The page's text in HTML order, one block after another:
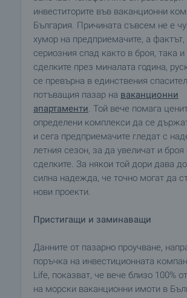
инвеститорите във ваканционни
България. Причината съвсем не е
хумор на предприемачите, а фактът,
сериозния спад както в броя, така
сделките през миналата година,
се превърна в единствения
потъващия пазар на ваканционни
апартаменти. Той вече помага
определени комплекси да се
и сега предприемачите гледат с
летния сезон, за да увеличат и броя
сделките. За някои той дори дава
силна надежда, че точно могат да
нови проекти.
Пристигащи и заминаващи
Данните от пазарно проучване,
поръчка на инвестиционната
Life, показват, че вече близо 100%
на морски ваканционни имоти в